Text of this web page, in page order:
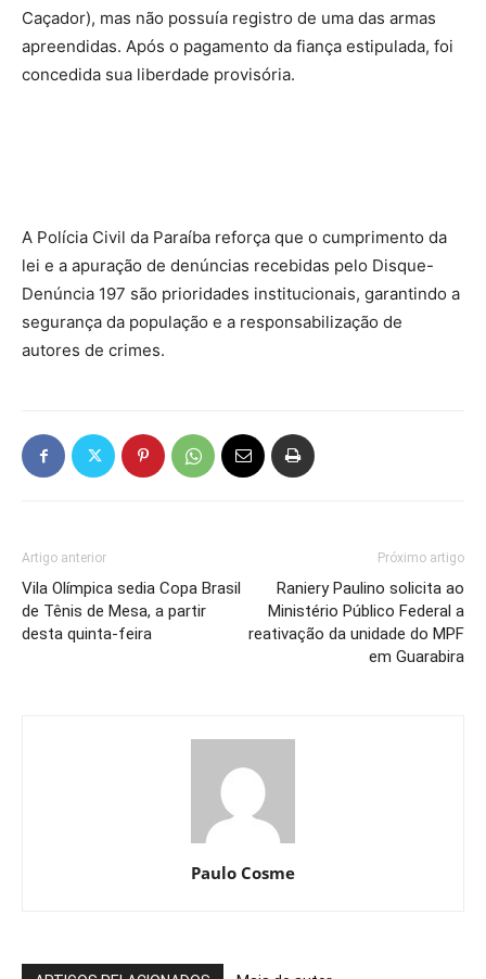
Caçador), mas não possuía registro de uma das armas
apreendidas. Após o pagamento da fiança estipulada, foi
concedida sua liberdade provisória.
A Polícia Civil da Paraíba reforça que o cumprimento da
lei e a apuração de denúncias recebidas pelo Disque-
Denúncia 197 são prioridades institucionais, garantindo a
segurança da população e a responsabilização de
autores de crimes.
Artigo anterior
Vila Olímpica sedia Copa Brasil
de Tênis de Mesa, a partir
desta quinta-feira
Próximo artigo
Raniery Paulino solicita ao
Ministério Público Federal a
reativação da unidade do MPF
em Guarabira
Paulo Cosme